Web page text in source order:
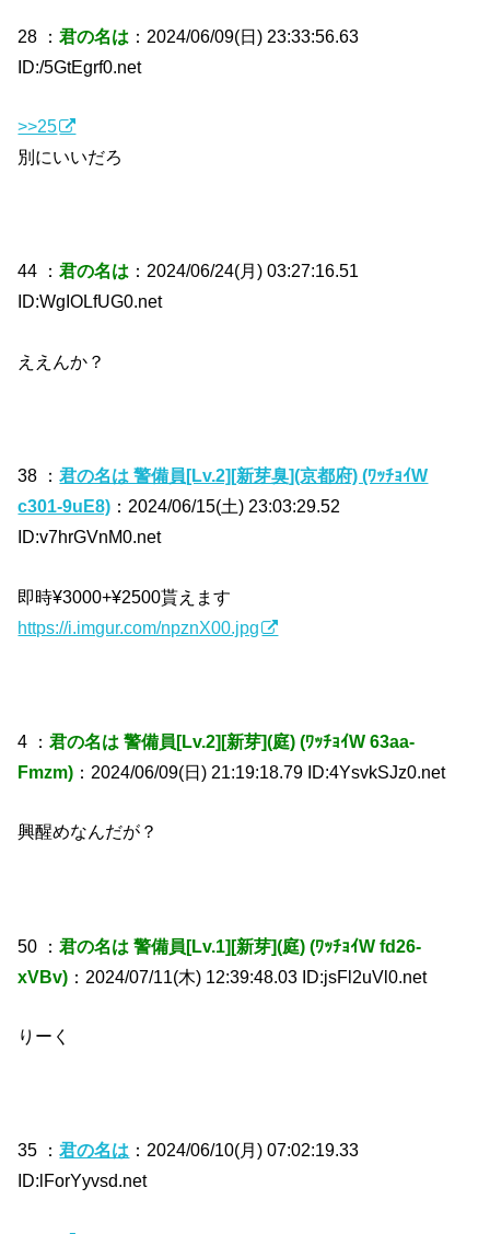
28 ：君の名は ：2024/06/09(日) 23:33:56.63
ID:/5GtEgrf0.net
>>25
別にいいだろ
44 ：君の名は ：2024/06/24(月) 03:27:16.51
ID:WgIOLfUG0.net
ええんか？
38 ：君の名は 警備員[Lv.2][新芽臭](京都府) (ﾜｯﾁｮｲW
c301-9uE8) ：2024/06/15(土) 23:03:29.52
ID:v7hrGVnM0.net
即時¥3000+¥2500貰えます
https://i.imgur.com/npznX00.jpg
4 ：君の名は 警備員[Lv.2][新芽](庭) (ﾜｯﾁｮｲW 63aa-
Fmzm) ：2024/06/09(日) 21:19:18.79 ID:4YsvkSJz0.net
興醒めなんだが？
50 ：君の名は 警備員[Lv.1][新芽](庭) (ﾜｯﾁｮｲW fd26-
xVBv) ：2024/07/11(木) 12:39:48.03 ID:jsFl2uVl0.net
りーく
35 ：君の名は ：2024/06/10(月) 07:02:19.33
ID:lForYyvsd.net